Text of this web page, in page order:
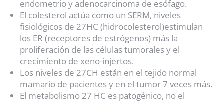
endometrio y adenocarcinoma de esófago.
El colesterol actúa como un SERM, niveles
fisiológicos de 27HC (hidrocolesterol)estimulan
los ER (receptores de estrógenos) más la
proliferación de las células tumorales y el
crecimiento de xeno-injertos.
Los niveles de 27CH están en el tejido normal
mamario de pacientes y en el tumor 7 veces más.
El metabolismo 27 HC es patogénico, no el